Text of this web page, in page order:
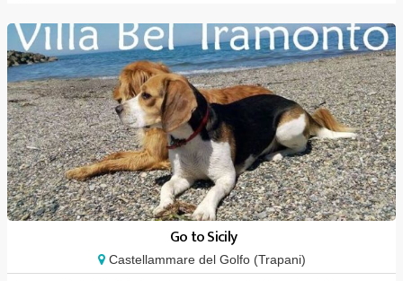
Go to Sicily
Castellammare del Golfo (Trapani)